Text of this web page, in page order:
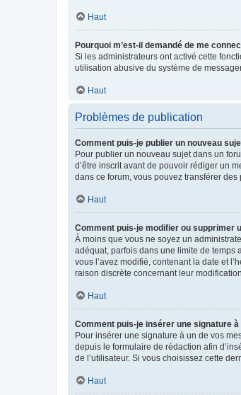
Haut
Pourquoi m’est-il demandé de me
Si les administrateurs ont activé cette
utilisation abusive du système de
Haut
Problèmes de publication
Comment puis-je publier un nouveau
Pour publier un nouveau sujet dans un
d’être inscrit avant de pouvoir rédiger un
dans ce forum, vous pouvez transférer des
Haut
Comment puis-je modifier ou supprimer
À moins que vous ne soyez un
adéquat, parfois dans une limite de temps
vous l’avez modifié, contenant la date et
raison discrète concernant leur
Haut
Comment puis-je insérer une signature
Pour insérer une signature à un de vos
depuis le formulaire de rédaction afin
de l’utilisateur. Si vous choisissez cette
Haut